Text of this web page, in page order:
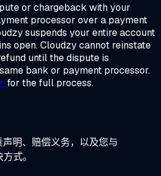
or chargeback with your
processor over a payment
suspends your entire account
open. Cloudzy cannot reinstate
until the dispute is
bank or payment processor.
for the full process.
明、赔偿义务，以及您与
式。